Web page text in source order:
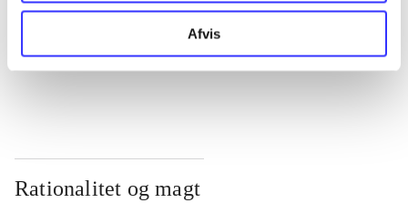
Afvis
Rationalitet og magt